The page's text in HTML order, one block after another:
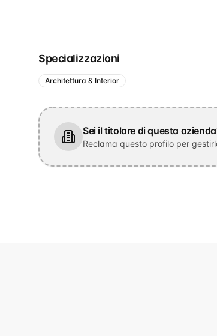
Specializzazioni
Architettura & Interior
Sei il titolare di questa
Reclama questo profilo per